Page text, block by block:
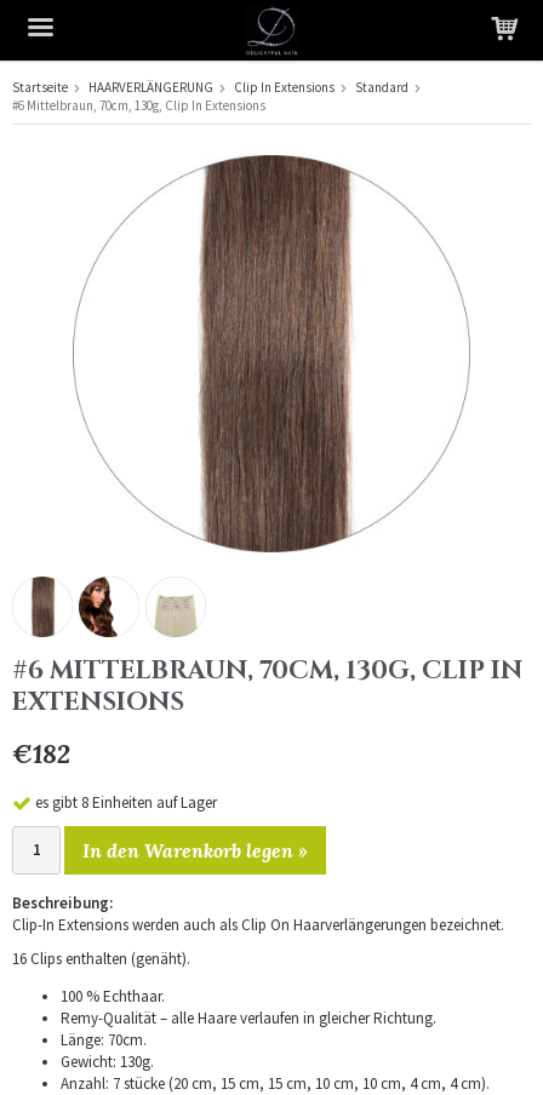
Das Produkt wurde in Ihren Warenkorb gelegt
Startseite HAARVERLÄNGERUNG Clip In Extensions
Standard
#6 Mittelbraun, 70cm, 130g, Clip In Extensions
#6 MITTELBRAUN, 70CM, 130G, CLIP IN
EXTENSIONS
€182
es gibt 8 Einheiten auf Lager
In den Warenkorb legen »
Beschreibung:
Clip-In Extensions werden auch als Clip On Haarverlängerungen bezeichnet.
16 Clips enthalten (genäht).
100 % Echthaar.
Remy-Qualität – alle Haare verlaufen in gleicher Richtung.
Länge: 70cm.
Gewicht: 130g.
Anzahl: 7 stücke (20 cm, 15 cm, 15 cm, 10 cm, 10 cm, 4 cm, 4 cm).